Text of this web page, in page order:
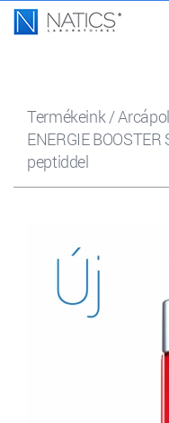
Termékeink/
ENERGIE
peptiddel